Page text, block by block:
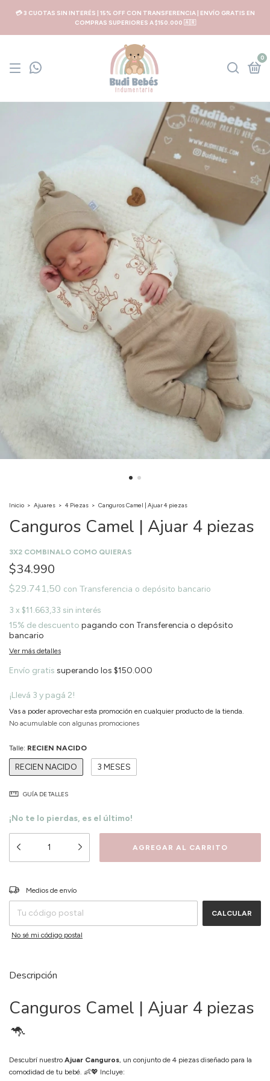
💳 3 CUOTAS SIN INTERÉS | 15% OFF CON TRANSFERENCIA | ENVÍO GRATIS EN
COMPRAS SUPERIORES A $150.000 🇦🇷
0
Inicio > Ajuares > 4 Piezas > Canguros Camel | Ajuar 4 piezas
Canguros Camel | Ajuar 4 piezas
3X2 COMBINALO COMO QUIERAS
$34.990
$29.741,50 con Transferencia o depósito bancario
3 x $11.663,33 sin interés
15% de descuento pagando con Transferencia o depósito
bancario
Ver más detalles
Envío gratis superando los $150.000
¡Llevá 3 y pagá 2!
Vas a poder aprovechar esta promoción en cualquier producto de la tienda.
No acumulable con algunas promociones
Talle: RECIEN NACIDO
RECIEN NACIDO 3 MESES
GUÍA DE TALLES
¡No te lo pierdas, es el último!
Entregas para el CP:
Medios de envío
CALCULAR
No sé mi código postal
Descripción
Canguros Camel | Ajuar 4 piezas
🦘
Descubrí nuestro Ajuar Canguros, un conjunto de 4 piezas diseñado para la
comodidad de tu bebé. 👶💖 Incluye: